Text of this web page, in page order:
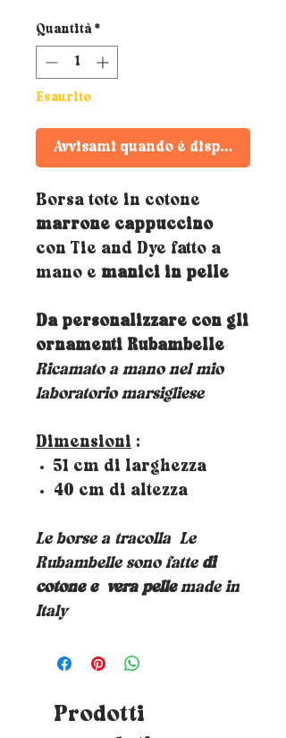
Quantità *
Esaurito
Avvisami quando è disponibile
Borsa tote in cotone
marrone cappuccino
con Tie and Dye fatto a
mano e manici in pelle
Da personalizzare con gli
ornamenti Rubambelle
Ricamato a mano nel mio
laboratorio marsigliese
Dimensioni :
51 cm di larghezza
40 cm di altezza
Le borse a tracolla Le
Rubambelle sono fatte di
cotone e
vera pellemade in
Italy
Prodotti